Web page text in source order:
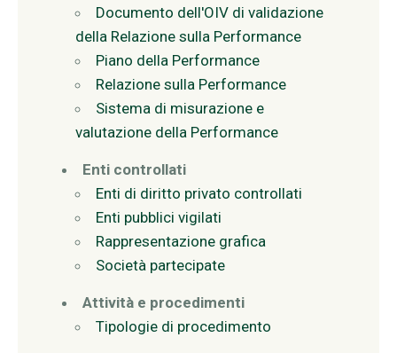
Documento dell'OIV di validazione
della Relazione sulla Performance
Piano della Performance
Relazione sulla Performance
Sistema di misurazione e
valutazione della Performance
Enti controllati
Enti di diritto privato controllati
Enti pubblici vigilati
Rappresentazione grafica
Società partecipate
Attività e procedimenti
Tipologie di procedimento